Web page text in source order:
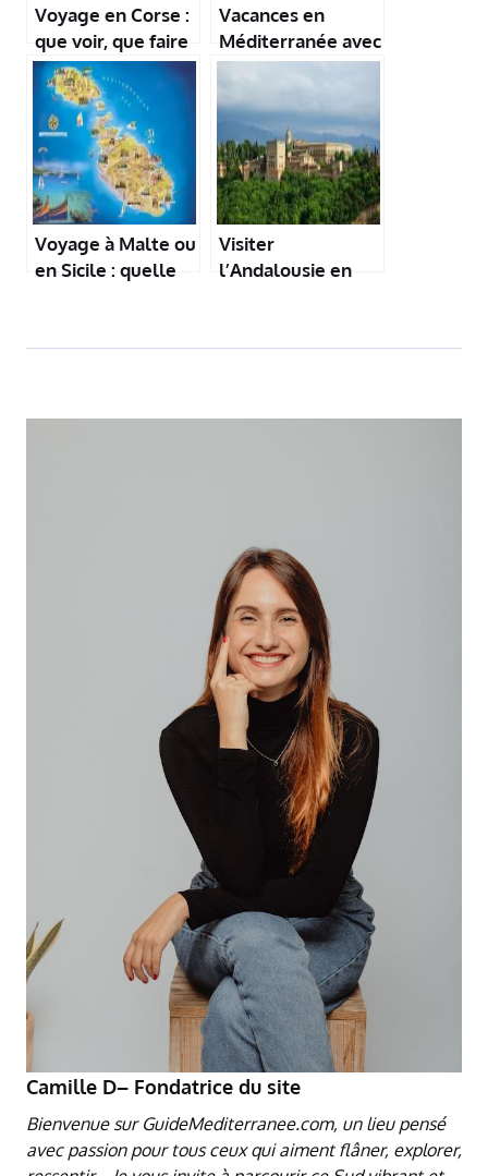
Voyage en Corse :
que voir, que faire
?
Vacances en
Méditerranée avec
enfants : top
destinations
Voyage à Malte ou
en Sicile : quelle
Visiter
l’Andalousie en
Camille D– Fondatrice du site
Bienvenue sur GuideMediterranee.com, un lieu pensé
avec passion pour tous ceux qui aiment flâner, explorer,